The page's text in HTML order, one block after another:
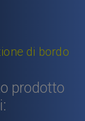
di bordo
prodotto